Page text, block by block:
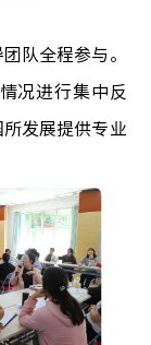
队全程参与。
况进行集中反
发展提供专业